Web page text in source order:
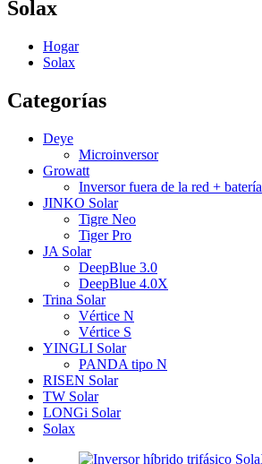
Solax
Hogar
Solax
Categorías
Deye
Microinversor
Growatt
Inversor fuera de la red + batería
JINKO Solar
Tigre Neo
Tiger Pro
JA Solar
DeepBlue 3.0
DeepBlue 4.0X
Trina Solar
Vértice N
Vértice S
YINGLI Solar
PANDA tipo N
RISEN Solar
TW Solar
LONGi Solar
Solax